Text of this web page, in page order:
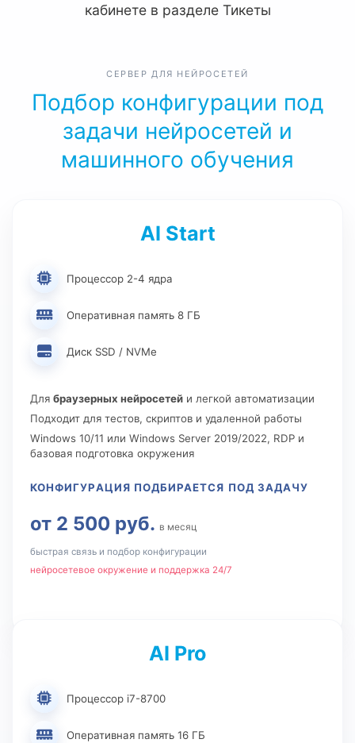
кабинете в разделе Тикеты
СЕРВЕР ДЛЯ НЕЙРОСЕТЕЙ
Подбор конфигурации под
задачи нейросетей и
машинного обучения
AI Start
Процессор 2-4 ядра
Оперативная память 8 ГБ
Диск SSD / NVMe
Для браузерных нейросетей и легкой автоматизации
Подходит для тестов, скриптов и удаленной работы
Windows 10/11 или Windows Server 2019/2022, RDP и
базовая подготовка окружения
КОНФИГУРАЦИЯ ПОДБИРАЕТСЯ ПОД ЗАДАЧУ
от 2 500 руб. в месяц
быстрая связь и подбор конфигурации
нейросетевое окружение и поддержка 24/7
AI Pro
Процессор i7-8700
Оперативная память 16 ГБ